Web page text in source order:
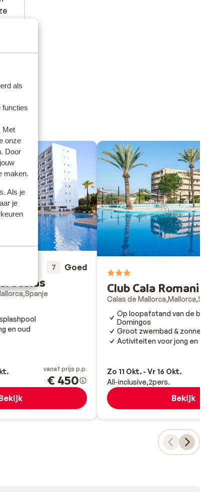
als
functies
Met
onze
Door
maken.
Als je
je
7 Goed
Spanje
en oud
vanaf prijs p.p.
€ 450
Club Cala Romani
Calas de Mallorca Mallorca Spanje
Op loopafstand van de baai
Domingos
Groot zwembad & zonneterras
Activiteiten voor jong en oud
Zo 11 Okt. - Vr 16 Okt.
All-inclusive 2pers.
Bekijk